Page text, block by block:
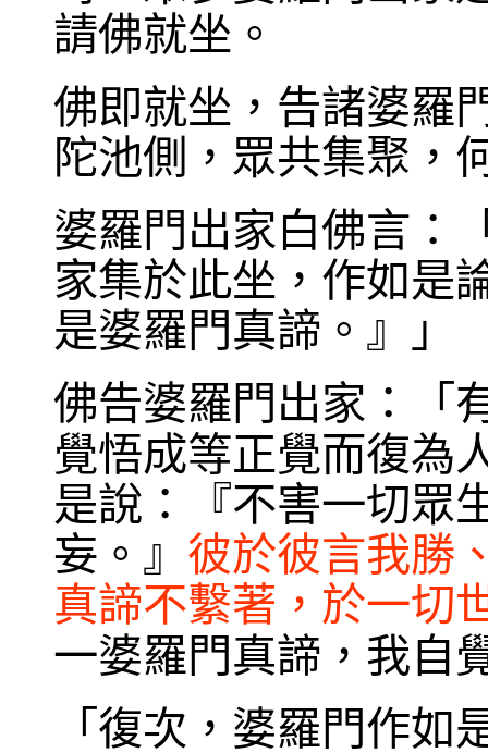
請佛就坐。
佛即就坐，告諸婆羅
陀池側，眾共集聚，
婆羅門出家白佛言：
家集於此坐，作如是
是婆羅門真諦。』」
佛告婆羅門出家：「
覺悟成等正覺而復為
是說：『不害一切眾
妄。』 彼於彼言我勝
真諦不繫著，於一切
一婆羅門真諦，我自
「復次，婆羅門作如